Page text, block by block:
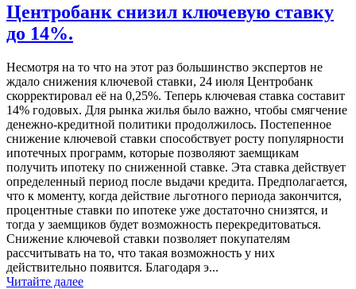
Центробанк снизил ключевую ставку
до 14%.
Несмотря на то что на этот раз большинство экспертов не
ждало снижения ключевой ставки, 24 июля Центробанк
скорректировал её на 0,25%. Теперь ключевая ставка составит
14% годовых. Для рынка жилья было важно, чтобы смягчение
денежно-кредитной политики продолжилось. Постепенное
снижение ключевой ставки способствует росту популярности
ипотечных программ, которые позволяют заемщикам
получить ипотеку по сниженной ставке. Эта ставка действует
определенный период после выдачи кредита. Предполагается,
что к моменту, когда действие льготного периода закончится,
процентные ставки по ипотеке уже достаточно снизятся, и
тогда у заемщиков будет возможность перекредитоваться.
Снижение ключевой ставки позволяет покупателям
рассчитывать на то, что такая возможность у них
действительно появится. Благодаря э...
Читайте далее